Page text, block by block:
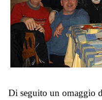
Di seguito un omaggio